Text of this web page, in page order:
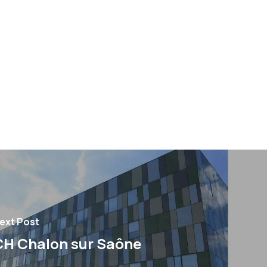
Post
Chalon sur Saône